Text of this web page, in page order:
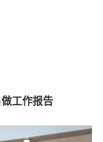
工作报告